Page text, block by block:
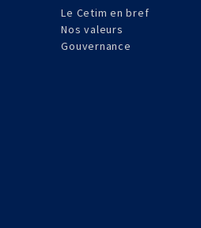
Le Cetim en bref
Nos valeurs
Gouvernance